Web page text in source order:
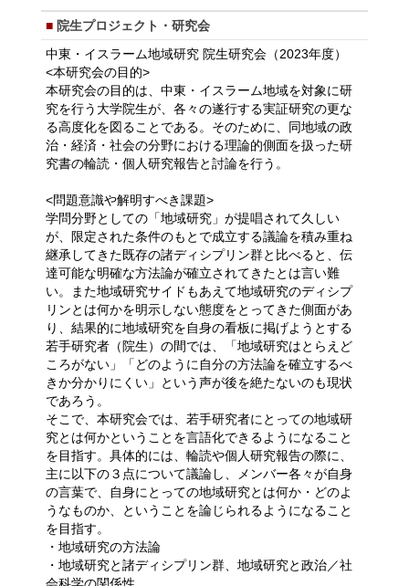
院生プロジェクト・研究会
中東・イスラーム地域研究 院生研究会（2023年度）
<本研究会の⽬的>
本研究会の⽬的は、中東・イスラーム地域を対象に研
究を⾏う⼤学院⽣が、各々の遂⾏する実証研究の更な
る⾼度化を図ることである。そのために、同地域の政
治・経済・社会の分野における理論的側⾯を扱った研
究書の輪読・個⼈研究報告と討論を⾏う。
<問題意識や解明すべき課題>
学問分野としての「地域研究」が提唱されて久しい
が、限定された条件のもとで成⽴する議論を積み重ね
継承してきた既存の諸ディシプリン群と⽐べると、伝
達可能な明確な⽅法論が確⽴されてきたとは⾔い難
い。また地域研究サイドもあえて地域研究のディシプ
リンとは何かを明⽰しない態度をとってきた側⾯があ
り、結果的に地域研究を⾃⾝の看板に掲げようとする
若⼿研究者（院⽣）の間では、「地域研究はとらえど
ころがない」「どのように⾃分の⽅法論を確⽴するべ
きか分かりにくい」という声が後を絶たないのも現状
であろう。
そこで、本研究会では、若⼿研究者にとっての地域研
究とは何かということを⾔語化できるようになること
を⽬指す。具体的には、輪読や個⼈研究報告の際に、
主に以下の３点について議論し、メンバー各々が⾃⾝
の⾔葉で、⾃⾝にとっての地域研究とは何か・どのよ
うなものか、ということを論じられるようになること
を⽬指す。
・地域研究の⽅法論
・地域研究と諸ディシプリン群、地域研究と政治／社